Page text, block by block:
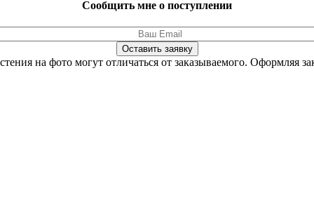
Сообщить мне о поступлении
Оставить заявку
на фото могут отличаться от заказываемого. Оформляя